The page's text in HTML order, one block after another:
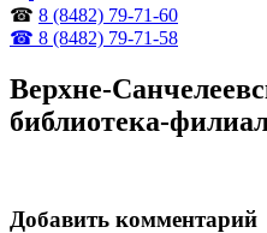
☎ 8 (8482) 79-71-60
☎ 8 (8482) 79-71-58
Верхне-
библиотека-
Добавить комментарий